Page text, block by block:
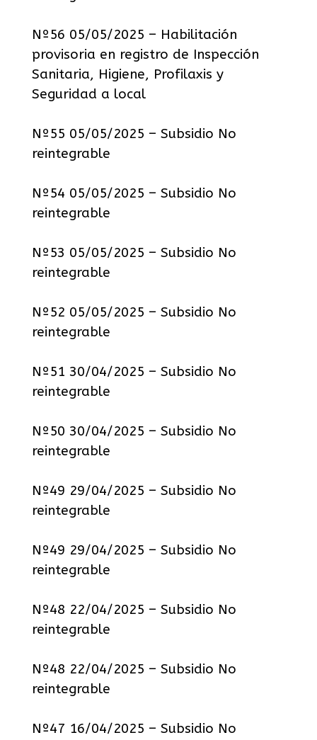
Nº56 05/05/2025 – Habilitación
provisoria en registro de Inspección
Sanitaria, Higiene, Profilaxis y
Seguridad a local
Nº55 05/05/2025 – Subsidio No
reintegrable
Nº54 05/05/2025 – Subsidio No
reintegrable
Nº53 05/05/2025 – Subsidio No
reintegrable
Nº52 05/05/2025 – Subsidio No
reintegrable
Nº51 30/04/2025 – Subsidio No
reintegrable
Nº50 30/04/2025 – Subsidio No
reintegrable
Nº49 29/04/2025 – Subsidio No
reintegrable
Nº49 29/04/2025 – Subsidio No
reintegrable
Nº48 22/04/2025 – Subsidio No
reintegrable
Nº48 22/04/2025 – Subsidio No
reintegrable
Nº47 16/04/2025 – Subsidio No